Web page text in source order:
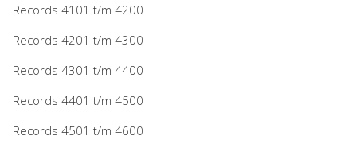
Records 4101 t/m 4200
Records 4201 t/m 4300
Records 4301 t/m 4400
Records 4401 t/m 4500
Records 4501 t/m 4600